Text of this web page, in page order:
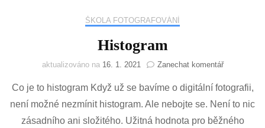
ŠKOLA FOTOGRAFOVÁNÍ
Histogram
aktualizováno na 16. 1. 2021 Zanechat komentářna
Co je to histogram Když už se bavíme o digitální fotografii,
není možné nezmínit histogram. Ale nebojte se. Není to nic
zásadního ani složitého. Užitná hodnota pro běžného